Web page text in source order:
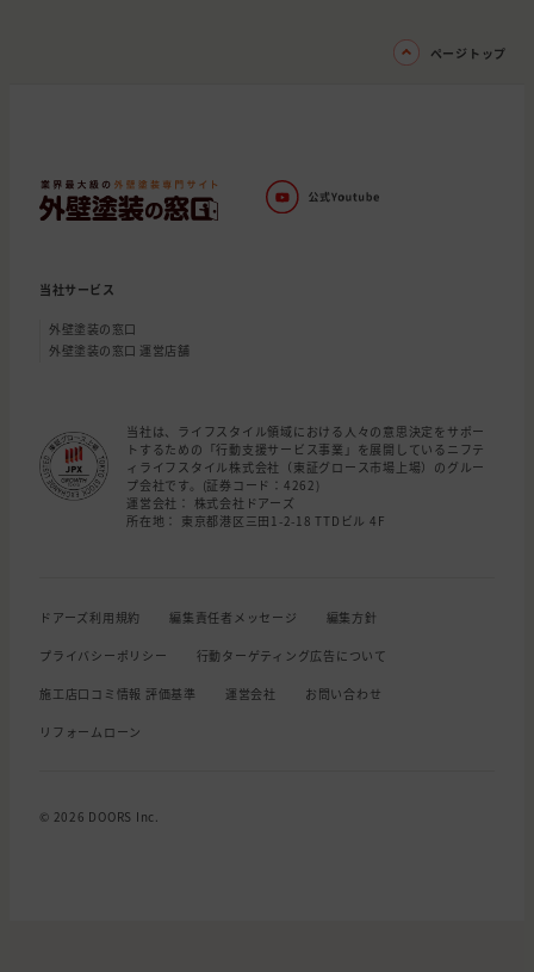
ページトップ
当社サービス
外壁塗装の窓口
外壁塗装の窓口 運営店舗
当社は、ライフスタイル領域における人々の意思決定をサポー
トするための「行動支援サービス事業」を展開しているニフテ
ィライフスタイル株式会社（東証グロース市場上場）のグルー
プ会社です。(証券コード：4262)
運営会社： 株式会社ドアーズ
所在地： 東京都港区三田1-2-18 TTDビル 4F
ドアーズ利用規約 編集責任者メッセージ 編集方針
プライバシーポリシー 行動ターゲティング広告について
施工店口コミ情報 評価基準 運営会社 お問い合わせ
リフォームローン
© 2026 DOORS Inc.